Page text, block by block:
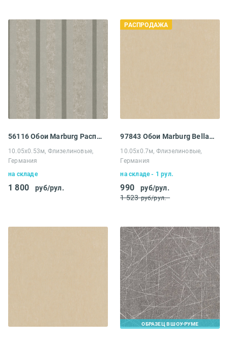
56116 Обои Marburg Распродажа
10.05х0.53м, Флизелиновые,
Германия
на складе
1 800 руб/рул.
РАСПРОДАЖА
97843 Обои Marburg Bella Laura
10.05х0.7м, Флизелиновые,
Германия
на складе - 1 рул.
990
руб/рул.
1 523 руб/рул.
ОБРАЗЕЦ В ШОУ-РУМЕ